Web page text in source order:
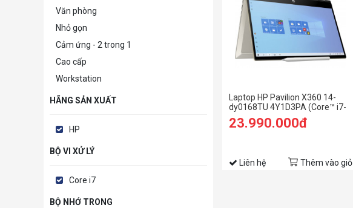
Văn phòng
Nhỏ gọn
Cảm ứng - 2 trong 1
Cao cấp
Workstation
HÃNG SẢN XUẤT
HP
BỘ VI XỬ LÝ
Core i7
BỘ NHỚ TRONG
Laptop HP Pavilion X360 14-
dy0168TU 4Y1D3PA (Core™ i7-
1165G7 | 8GB | 512GB | Intel®
Iris® Xe | 14 inch FHD | Win 11 |
23.990.000đ
Liên hệ Thêm vào giỏ